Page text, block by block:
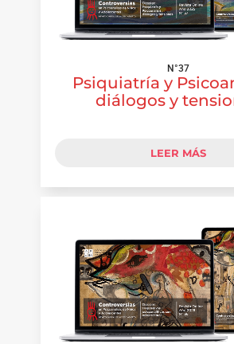
N°37
Psiquiatría y
diálogos y
LEER MÁS